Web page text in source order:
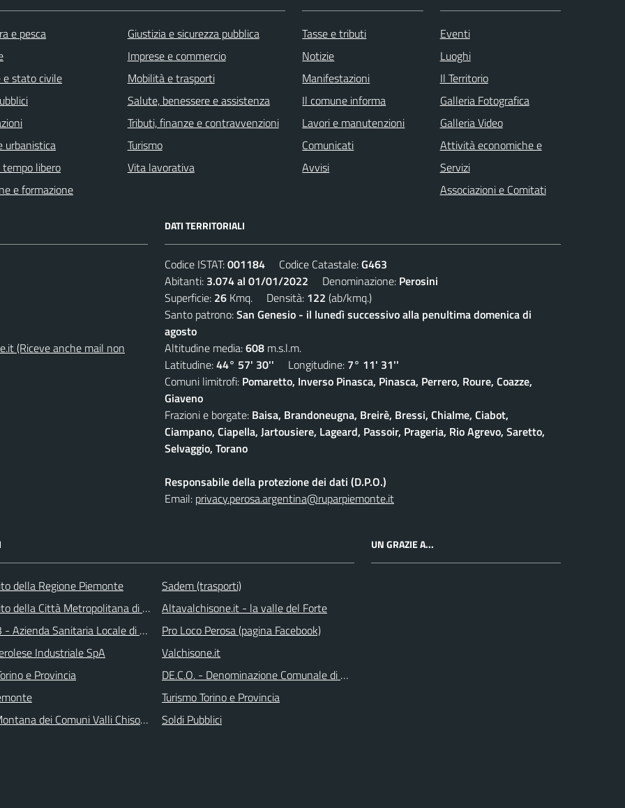
e pesca
e stato civile
urbanistica
libero
e formazione
Giustizia e sicurezza pubblica
Imprese e commercio
Mobilità e trasporti
Salute, benessere e assistenza
Tributi, finanze e contravvenzioni
Turismo
Vita lavorativa
Tasse e tributi
Notizie
Manifestazioni
Il comune informa
Lavori e manutenzioni
Comunicati
Avvisi
Eventi
Luoghi
Il Territorio
Galleria Fotografica
Galleria Video
Attività economiche e
Servizi
Associazioni e Comitati
(Riceve anche mail non
DATI TERRITORIALI
Codice ISTAT:001184 Codice Catastale:G463
Abitanti: 3.074 al 01/01/2022 Denominazione: Perosini
Superficie: 26 Kmq. Densità: 122 (ab/kmq.)
Santo patrono:San Genesio - il lunedì successivo alla penultima domenica di
agosto
Altitudine media:608 m.s.l.m.
Latitudine:44° 57' 30'' Longitudine: 7° 11' 31''
Comuni limitrofi: Pomaretto, Inverso Pinasca, Pinasca, Perrero, Roure, Coazze,
Giaveno
Frazioni e borgate: Baisa, Brandoneugna, Breirè, Bressi, Chialme, Ciabot,
Ciampano, Ciapella, Jartousiere, Lageard, Passoir, Prageria, Rio Agrevo, Saretto,
Selvaggio, Torano
Responsabile della protezione dei dati (D.P.O.)
Email: privacy.perosa.argentina@ruparpiemonte.it
della Regione Piemonte
della Città Metropolitana di Torino
- Azienda Sanitaria Locale di Collegno e Pinerolo
Industriale SpA
e Provincia
dei Comuni Valli Chisone e Germanasca
Sadem (trasporti)
Altavalchisone.it - la valle del Forte
Pro Loco Perosa (pagina Facebook)
Valchisone.it
DE.C.O. - Denominazione Comunale di Origine
Turismo Torino e Provincia
Soldi Pubblici
UN GRAZIE A...